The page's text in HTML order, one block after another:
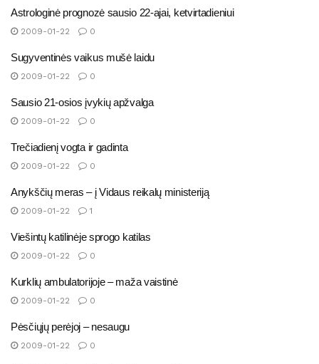
Astrologinė prognozė sausio 22-ajai, ketvirtadieniui
2009-01-22 0
Sugyventinės vaikus mušė laidu
2009-01-22 0
Sausio 21-osios įvykių apžvalga
2009-01-22 0
Trečiadienį vogta ir gadinta
2009-01-22 0
Anykščių meras – į Vidaus reikalų ministeriją
2009-01-22 1
Viešintų katilinėje sprogo katilas
2009-01-22 0
Kurklių ambulatorijoje – maža vaistinė
2009-01-22 0
Pėsčiųjų perėjoj – nesaugu
2009-01-22 0